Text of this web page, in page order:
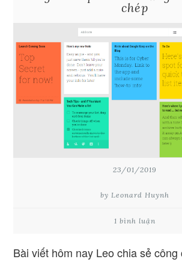
chép
23/01/2019
by Leonard Huynh
1 bình luận
Bài viết hôm nay Leo chia sẻ